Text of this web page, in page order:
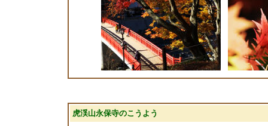
虎渓山永保寺のこうよう